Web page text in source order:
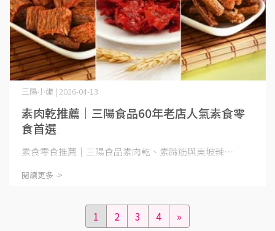
素肉乾推薦｜三陽食品60年老店人氣素食零
食首選
三陽小編 | 2026-04-13
素食零食推薦｜三陽食品素肉乾、素蹄筋與東坡辣⋯
閱讀更多 ->
1 2 3 4 »